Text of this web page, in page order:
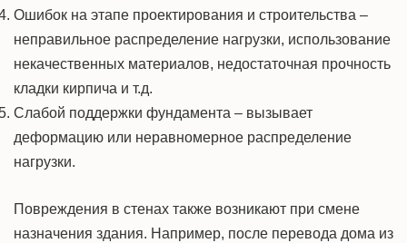
Ошибок на этапе проектирования и строительства –
неправильное распределение нагрузки, использование
некачественных материалов, недостаточная прочность
кладки кирпича и т.д.
Слабой поддержки фундамента – вызывает
деформацию или неравномерное распределение
нагрузки.
Повреждения в стенах также возникают при смене
назначения здания. Например, после перевода дома из